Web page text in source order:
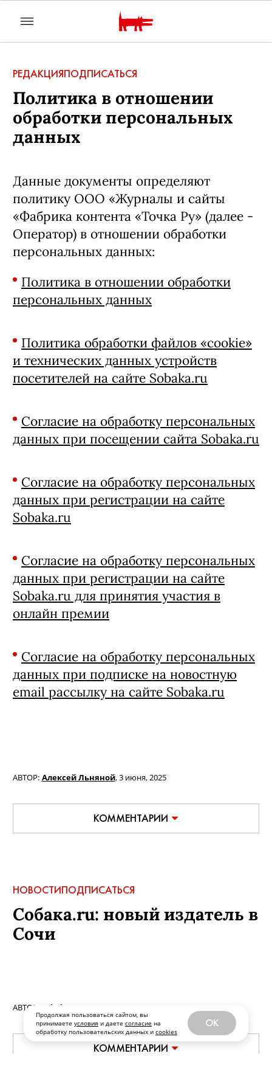
Продолжая пользоваться сайтом, вы
принимаете условия и даете согласие на
обработку пользовательских данных и cookies
OK
РЕДАКЦИЯПОДПИСАТЬСЯ
Политика в отношении
обработки персональных
данных
Данные документы определяют
политику ООО «Журналы и сайты
«Фабрика контента «Точка Ру» (далее -
Оператор) в отношении обработки
персональных данных:
Политика в отношении обработки
персональных данных
Политика обработки файлов «cookie»
и технических данных устройств
посетителей на сайте Sobaka.ru
Согласие на обработку персональных
данных при посещении сайта Sobaka.ru
Согласие на обработку персональных
данных при регистрации на сайте
Sobaka.ru
Согласие на обработку персональных
данных при регистрации на сайте
Sobaka.ru для принятия участия в
онлайн премии
Согласие на обработку персональных
данных при подписке на новостную
email рассылку на сайте Sobaka.ru
АВТОР: Алексей Льняной,3 июня, 2025
КОММЕНТАРИИ
НОВОСТИПОДПИСАТЬСЯ
Собака.ru: новый издатель в
Сочи
АВТОР: sobaka
КОММЕНТАРИИ